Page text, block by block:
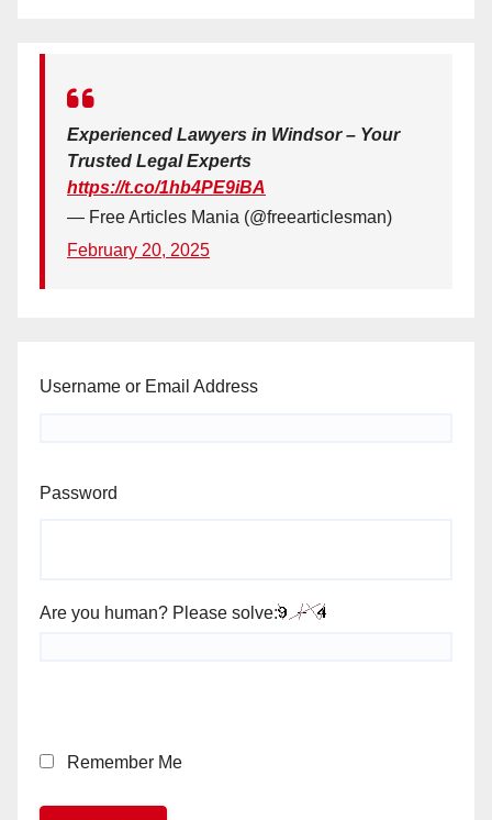
Experienced Lawyers in Windsor – Your
Trusted Legal Experts
https://t.co/1hb4PE9iBA
— Free Articles Mania (@freearticlesman)
February 20, 2025
Username or Email Address
Password
Are you human? Please solve:
Remember Me